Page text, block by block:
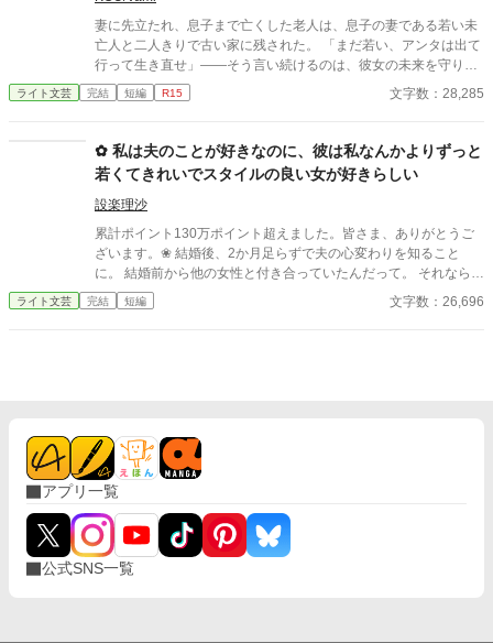
妻に先立たれ、息子まで亡くした老人は、息子の妻である若い未
亡人と二人きりで古い家に残された。 「まだ若い、アンタは出て
行って生き直せ」――そう言い続けるのは、彼女の未来を守りた
い善意であり、同時に、自分の寂しさが露見するのを恐れる防波
堤でもあった。 しかし彼女は去らない。義父を一人にできないと
止めていた。 昼はいつも通り、義父と嫁として食卓を囲む。けれ
ど夜になると、喪失の闇と孤独が、二人の境界を静かに溶かして
いく。 ある夜を境に、彼女は“何事もない”顔で日々を回し始め、
老人だけが遺影を直視できなくなる。 救いのような笑顔と、罪の
ような温もり。 二人はやがて、外の世界から少しずつ音を失い、
互いだけを必要とする狭い家の中へ沈んでいく――。
ライト文芸 完結 短編 R15 文字数：28,285
✿ 私は夫のことが好きなのに、彼は私なんかよりずっと
若くてきれいでスタイルの良い女が好きらしい
設楽理沙
累計ポイント130万ポイント超えました。皆さま、ありがとうご
ざいます。❀ 結婚後、2か月足らずで夫の心変わりを知ること
に。 結婚前から他の女性と付き合っていたんだって。 それならそ
うと、ちゃんと話してくれていれば、結婚なんて しなかった。 呆
れた私はすぐに家を出て自立の道を探すことにした。 それなの
ライト文芸 完結 短編 文字数：26,696
アプリ一覧
公式SNS一覧